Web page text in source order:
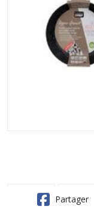
Partager